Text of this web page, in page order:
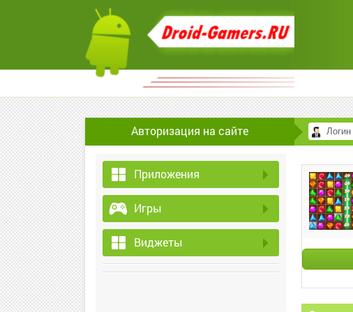
Авторизация на сайте
Приложения
Игры
Виджеты